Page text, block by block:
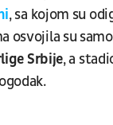
, sa kojom su
osvojila su
Srbije, a